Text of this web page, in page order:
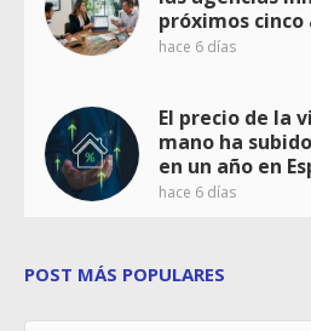
próximos cinco
hace 6 días
El precio de la
mano ha
en un año en
hace 6 días
POST MÁS POPULARES